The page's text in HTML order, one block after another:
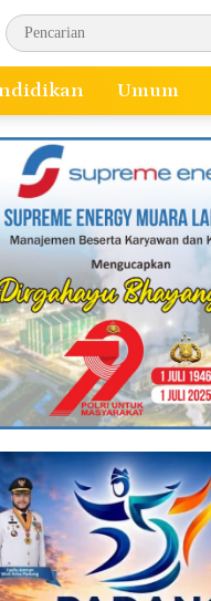
Umum